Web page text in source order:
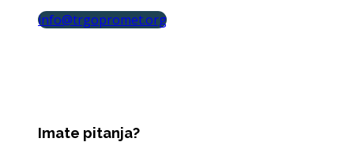
info@trgopromet.org
Imate pitanja?